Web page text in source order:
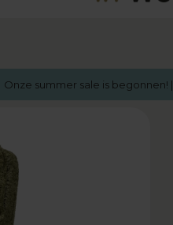
Onze summer sale is begonnen! |